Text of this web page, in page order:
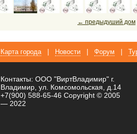
← предыдуший дом
Карта города Новости Форум
Контакты: ООО "ВиртВладимир" г.
Владимир, ул. Комсомольская, д.14
+7(900) 588-65-46 Copyright © 2005
— 2022